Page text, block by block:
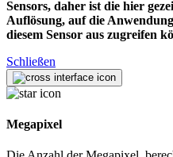
Sensors, daher ist die hier
Auflösung, auf die
diesem Sensor aus zugreifen
Schließen
Megapixel